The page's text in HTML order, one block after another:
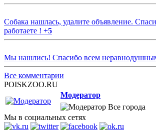
Собака нашлась, удалите объявление.
работаете ! +5
Мы нашлись! Спасибо всем
Все комментарии
POISKZOO.RU
Модератор
Все города
Мы в социальных сетях